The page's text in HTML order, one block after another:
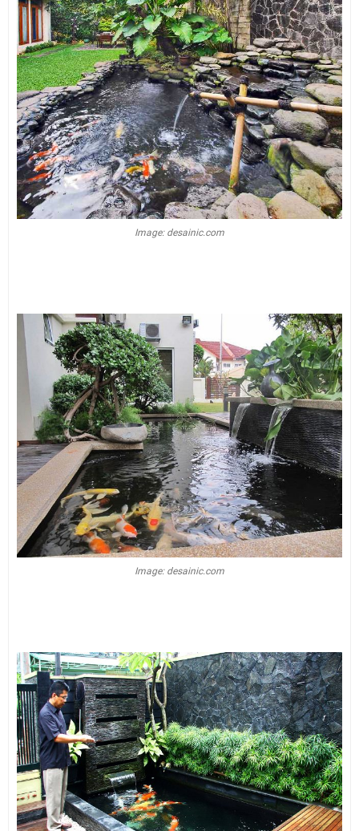
Image: desainic.com
Image: desainic.com